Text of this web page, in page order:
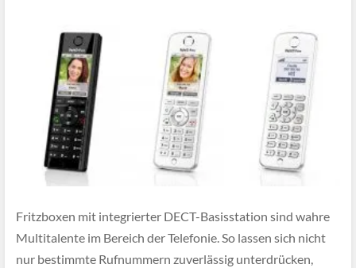
Fritzboxen mit integrierter DECT-Basisstation sind wahre
Multitalente im Bereich der Telefonie. So lassen sich nicht
nur bestimmte Rufnummern zuverlässig unterdrücken,